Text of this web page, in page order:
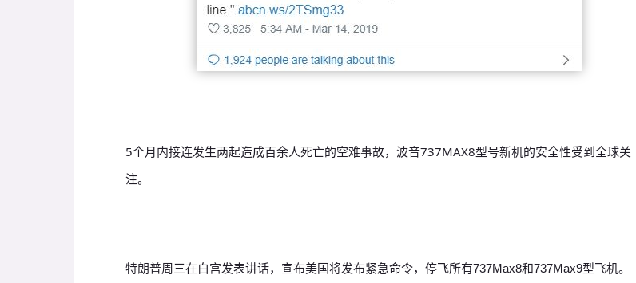
5个月内接连发生两起造成百余人死亡的空难事故，波音737MAX8型号新机的安全性受到全球关
注。
特朗普周三在白宫发表讲话，宣布美国将发布紧急命令，停飞所有737Max8和737Max9型飞机。